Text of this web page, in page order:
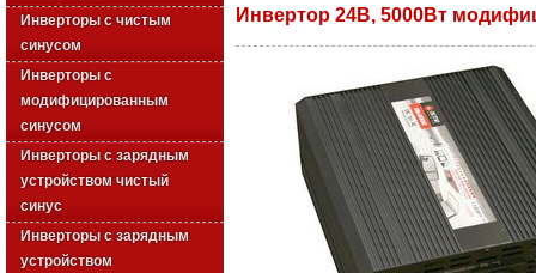
Инверторы с чистым
синусом
Инверторы с
модифицированным
синусом
Инверторы с зарядным
устройством чистый
синус
Инверторы с зарядным
устройством
Инвертор 24В, 5000Вт